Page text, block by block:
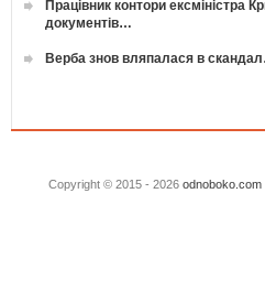
Працівник контори ексміністра
документів…
Верба знов вляпалася в
Copyright © 2015 - 2026 odnoboko.com